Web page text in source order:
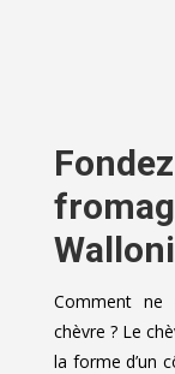
Comment ne
chèvre ? Le
la forme d’un